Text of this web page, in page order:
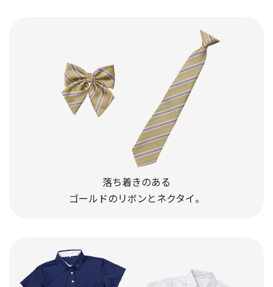
落ち着きのある
ゴールドのリボンとネクタイ。